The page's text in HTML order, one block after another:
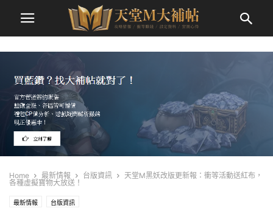
Home 最新情報 台版資訊
天堂M黑妖改版更新報：衝等活動送紅布，
各種虛擬寶物大放送！
最新情報 台版資訊